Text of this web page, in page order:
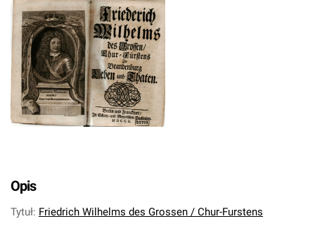
Opis
Tytuł: Friedrich Wilhelms des Grossen / Chur-Furstens